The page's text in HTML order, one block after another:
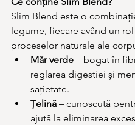
Slim Blend este o
legume, fiecare având un
proceselor naturale ale
Măr verde – bogat în
reglarea digestiei și
sațietate.
Țelină – cunoscută
ajută la eliminarea